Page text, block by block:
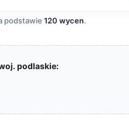
podstawie 120 wycen.
podlaskie: